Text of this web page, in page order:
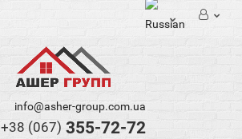
info@asher-group.com.ua
+38 (067) 355-72-72